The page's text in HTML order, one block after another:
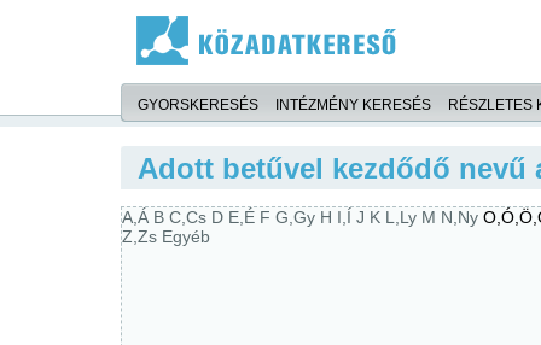
GYORSKERESÉS INTÉZMÉNY KERESÉS RÉSZLETES
Adott betűvel kezdődő nevű
A,Á B C,Cs D E,É F G,Gy H I,Í J K L,Ly M N,Ny
Z,Zs Egyéb